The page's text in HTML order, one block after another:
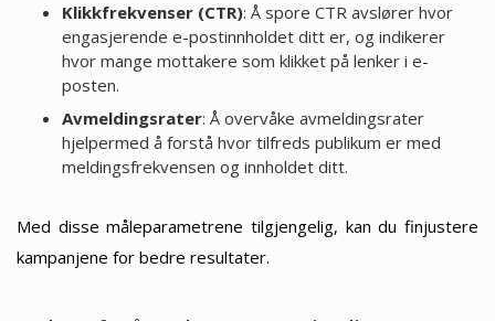
Klikkfrekvenser (CTR): Å spore CTR avslører hvor
engasjerende e-postinnholdet ditt er, og indikerer
hvor mange mottakere som klikket på lenker i e-
posten.
Avmeldingsrater: Å overvåke avmeldingsrater
hjelpermed å forstå hvor tilfreds publikum er med
meldingsfrekvensen og innholdet ditt.
Med disse måleparametrene tilgjengelig, kan du finjustere
kampanjene for bedre resultater.